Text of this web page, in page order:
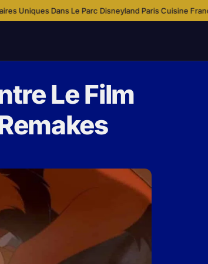
Parc Disneyland Paris·Cuisine Française Traditionnelle
Le Film